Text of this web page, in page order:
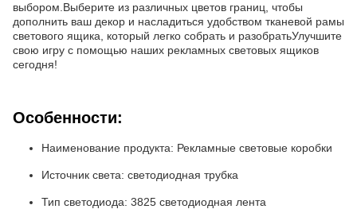
выбором.Выберите из различных цветов границ, чтобы
дополнить ваш декор и насладиться удобством тканевой рамы
светового ящика, который легко собрать и разобратьУлучшите
свою игру с помощью наших рекламных световых ящиков
сегодня!
Особенности:
Наименование продукта: Рекламные световые коробки
Источник света: светодиодная трубка
Тип светодиода: 3825 светодиодная лента